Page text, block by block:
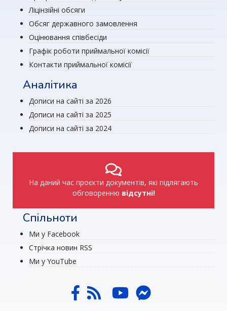
Ліцінзійні обсяги
Обсяг державного замовлення
Оцінювання співбесіди
Графік роботи приймальної комісії
Контакти приймальної комісії
Аналітика
Дописи на сайті за 2026
Дописи на сайті за 2025
Дописи на сайті за 2024
На даний час проєкти документів, які підлягають
обговоренню відсутні!
Спільноти
Ми у Facebook
Стрічка новин RSS
Ми у YouTube